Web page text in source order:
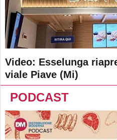
Video: Esselunga
viale Piave (Mi)
PODCAST